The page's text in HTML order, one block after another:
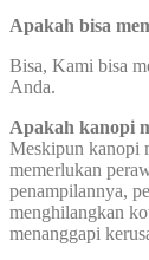
Apakah bisa
Bisa, Kami bisa
Anda.
Apakah kanopi
Meskipun kanopi
memerlukan
penampilannya,
menghilangkan
menanggapi